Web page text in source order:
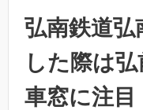
弘南鉄道弘
した際は
車窓に注目